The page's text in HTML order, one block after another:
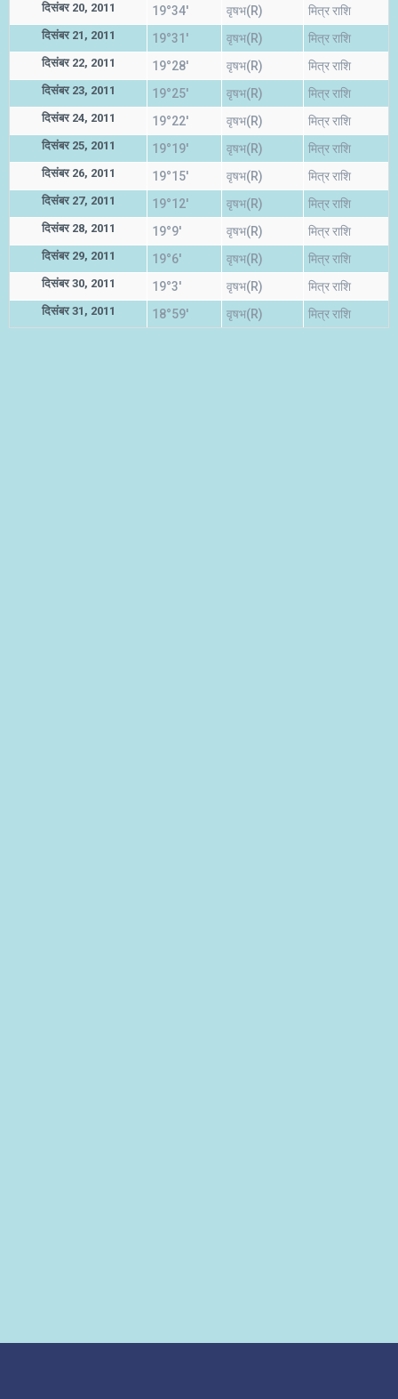
दिसंबर 20, 2011 19°34' वृषभ(R) मित्र राशि
दिसंबर 21, 2011 19°31' वृषभ(R) मित्र राशि
दिसंबर 22, 2011 19°28' वृषभ(R) मित्र राशि
दिसंबर 23, 2011 19°25' वृषभ(R) मित्र राशि
दिसंबर 24, 2011 19°22' वृषभ(R) मित्र राशि
दिसंबर 25, 2011 19°19' वृषभ(R) मित्र राशि
दिसंबर 26, 2011 19°15' वृषभ(R) मित्र राशि
दिसंबर 27, 2011 19°12' वृषभ(R) मित्र राशि
दिसंबर 28, 2011 19°9' वृषभ(R) मित्र राशि
दिसंबर 29, 2011 19°6' वृषभ(R) मित्र राशि
दिसंबर 30, 2011 19°3' वृषभ(R) मित्र राशि
दिसंबर 31, 2011 18°59' वृषभ(R) मित्र राशि